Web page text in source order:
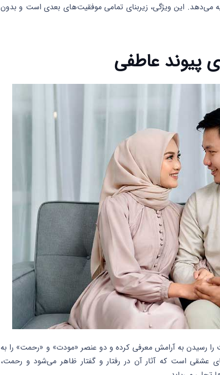
می‌دهد. این ویژگی، زیربنای تمامی موفقیت‌های بعدی است و بدون
را رسیدن به آرامش معرفی کرده و دو عنصر «مودت» و «رحمت» را به
عشقی است که آثار آن در رفتار و گفتار ظاهر می‌شود و رحمت،